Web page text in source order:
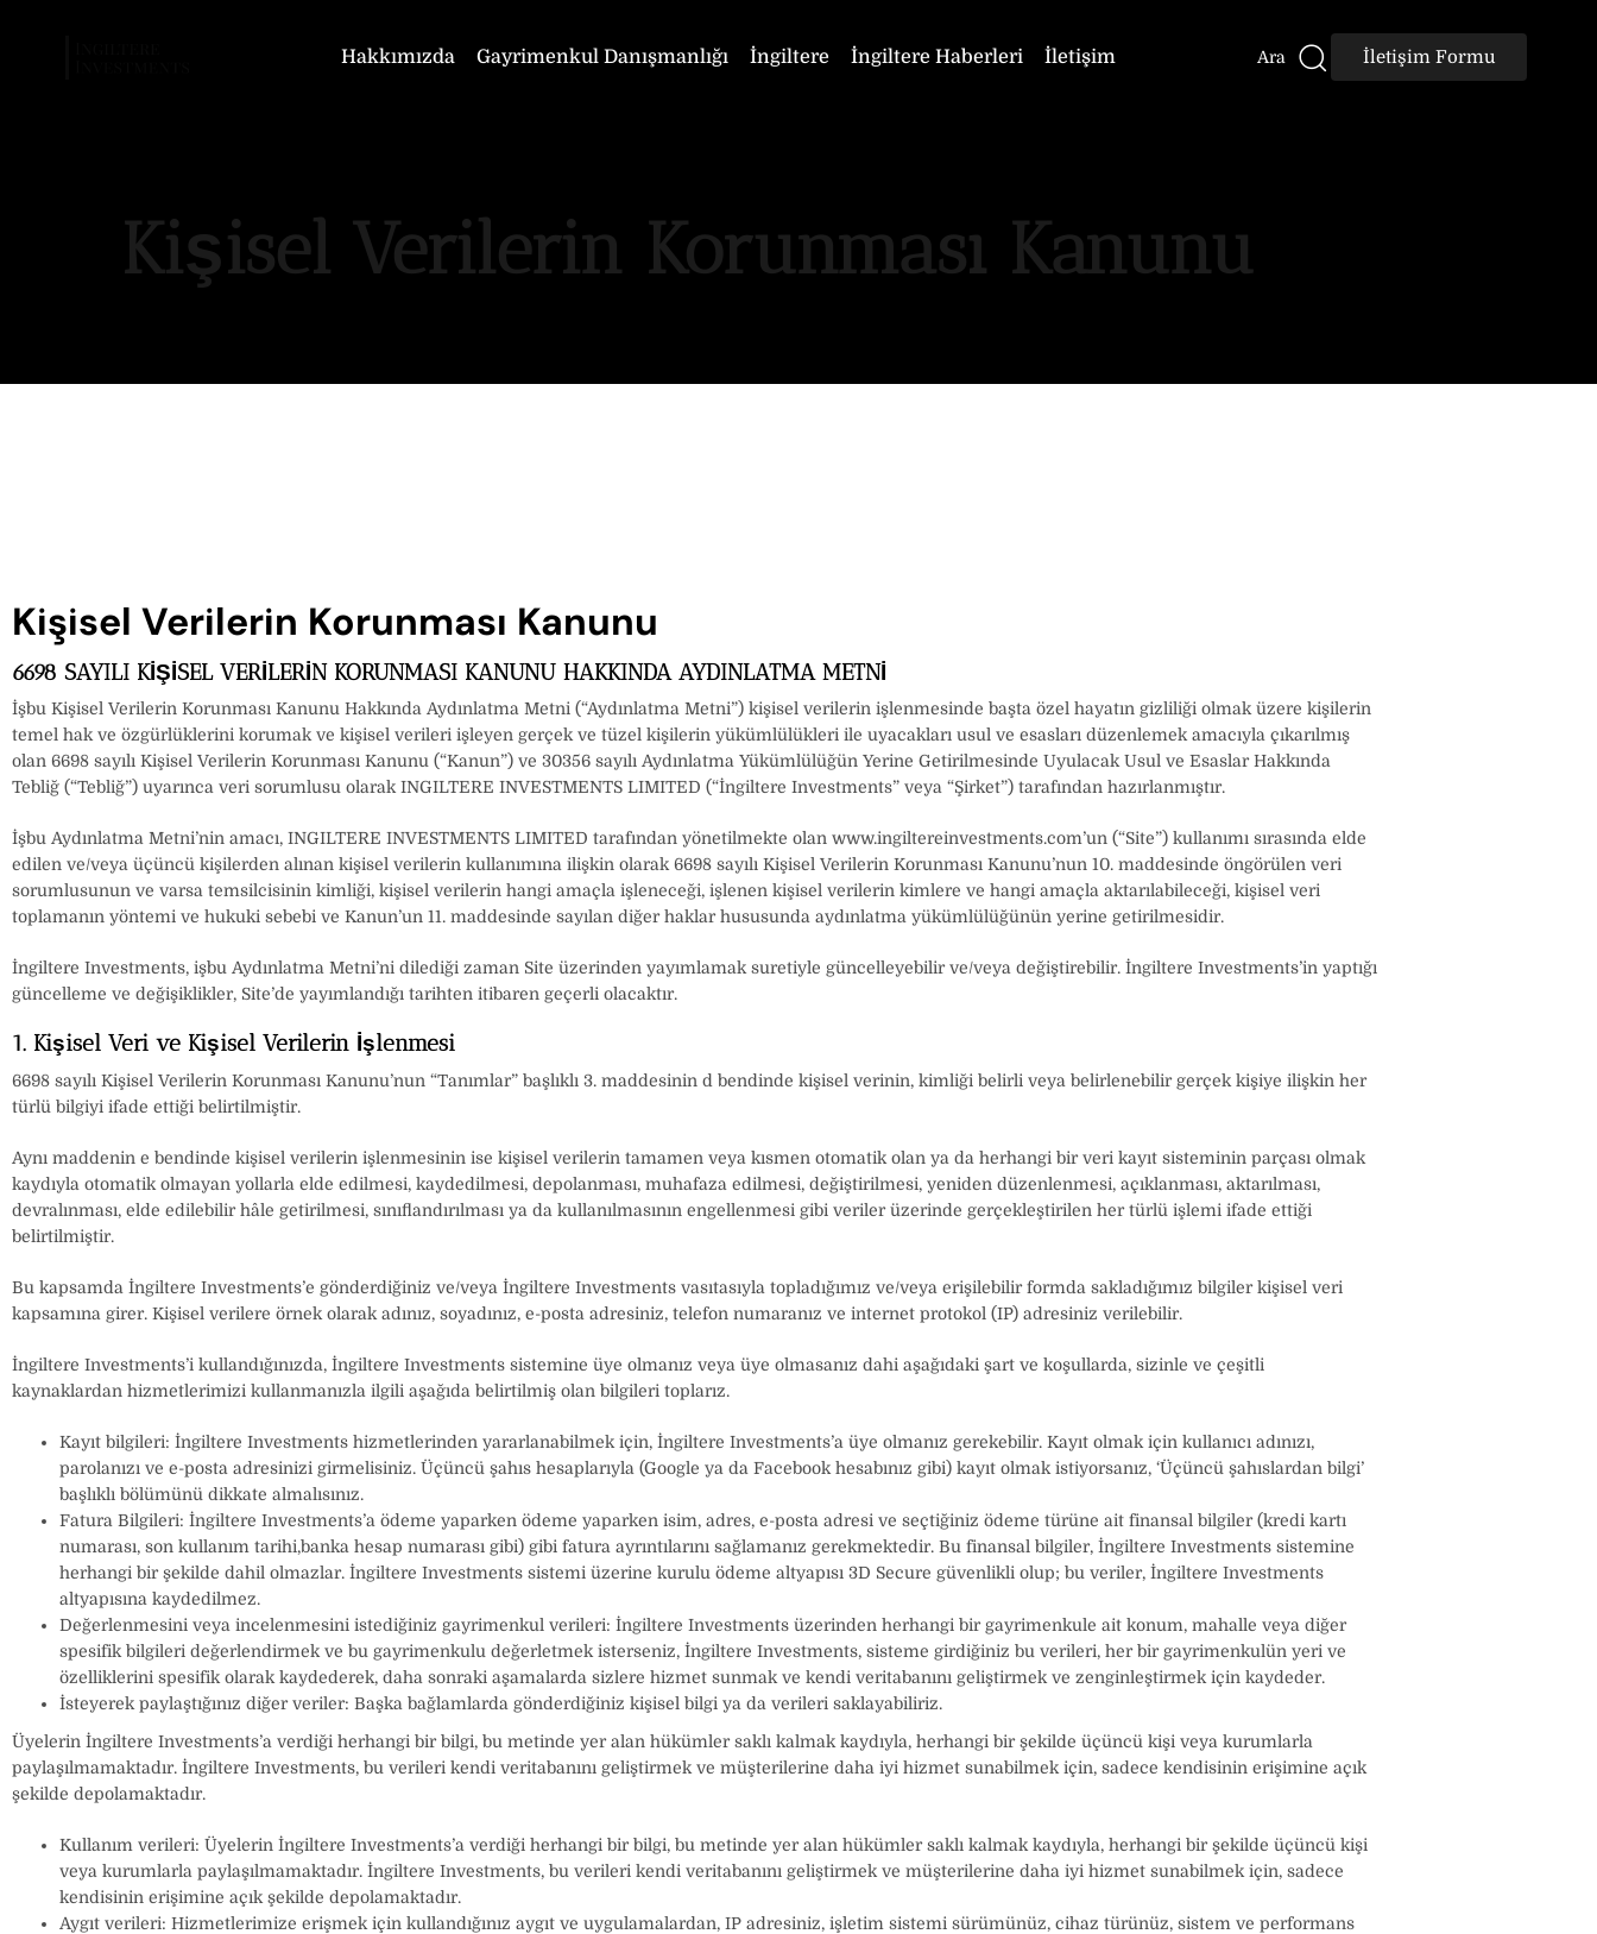
Hakkımızda Gayrimenkul Danışmanlığı İngiltere İngiltere Haberleri İletişim Ara İletişim Formu
Kişisel Verilerin Korunması Kanunu
Kişisel Verilerin Korunması Kanunu
6698 SAYILI KİŞİSEL VERİLERİN KORUNMASI KANUNU HAKKINDA AYDINLATMA METNİ
İşbu Kişisel Verilerin Korunması Kanunu Hakkında Aydınlatma Metni (“Aydınlatma Metni”) kişisel verilerin işlenmesinde başta özel hayatın gizliliği olmak üzere kişilerin
temel hak ve özgürlüklerini korumak ve kişisel verileri işleyen gerçek ve tüzel kişilerin yükümlülükleri ile uyacakları usul ve esasları düzenlemek amacıyla çıkarılmış
olan 6698 sayılı Kişisel Verilerin Korunması Kanunu (“Kanun”) ve 30356 sayılı Aydınlatma Yükümlülüğün Yerine Getirilmesinde Uyulacak Usul ve Esaslar Hakkında
Tebliğ (“Tebliğ”) uyarınca veri sorumlusu olarak INGILTERE INVESTMENTS LIMITED (“İngiltere Investments” veya “Şirket”) tarafından hazırlanmıştır.
İşbu Aydınlatma Metni’nin amacı, INGILTERE INVESTMENTS LIMITED tarafından yönetilmekte olan www.ingiltereinvestments.com’un (“Site”) kullanımı sırasında elde
edilen ve/veya üçüncü kişilerden alınan kişisel verilerin kullanımına ilişkin olarak 6698 sayılı Kişisel Verilerin Korunması Kanunu’nun 10. maddesinde öngörülen veri
sorumlusunun ve varsa temsilcisinin kimliği, kişisel verilerin hangi amaçla işleneceği, işlenen kişisel verilerin kimlere ve hangi amaçla aktarılabileceği, kişisel veri
toplamanın yöntemi ve hukuki sebebi ve Kanun’un 11. maddesinde sayılan diğer haklar hususunda aydınlatma yükümlülüğünün yerine getirilmesidir.
İngiltere Investments, işbu Aydınlatma Metni’ni dilediği zaman Site üzerinden yayımlamak suretiyle güncelleyebilir ve/veya değiştirebilir. İngiltere Investments’in yaptığı
güncelleme ve değişiklikler, Site’de yayımlandığı tarihten itibaren geçerli olacaktır.
1. Kişisel Veri ve Kişisel Verilerin İşlenmesi
6698 sayılı Kişisel Verilerin Korunması Kanunu’nun “Tanımlar” başlıklı 3. maddesinin d bendinde kişisel verinin, kimliği belirli veya belirlenebilir gerçek kişiye ilişkin her
türlü bilgiyi ifade ettiği belirtilmiştir.
Aynı maddenin e bendinde kişisel verilerin işlenmesinin ise kişisel verilerin tamamen veya kısmen otomatik olan ya da herhangi bir veri kayıt sisteminin parçası olmak
kaydıyla otomatik olmayan yollarla elde edilmesi, kaydedilmesi, depolanması, muhafaza edilmesi, değiştirilmesi, yeniden düzenlenmesi, açıklanması, aktarılması,
devralınması, elde edilebilir hâle getirilmesi, sınıflandırılması ya da kullanılmasının engellenmesi gibi veriler üzerinde gerçekleştirilen her türlü işlemi ifade ettiği
belirtilmiştir.
Bu kapsamda İngiltere Investments’e gönderdiğiniz ve/veya İngiltere Investments vasıtasıyla topladığımız ve/veya erişilebilir formda sakladığımız bilgiler kişisel veri
kapsamına girer. Kişisel verilere örnek olarak adınız, soyadınız, e-posta adresiniz, telefon numaranız ve internet protokol (IP) adresiniz verilebilir.
İngiltere Investments’i kullandığınızda, İngiltere Investments sistemine üye olmanız veya üye olmasanız dahi aşağıdaki şart ve koşullarda, sizinle ve çeşitli
kaynaklardan hizmetlerimizi kullanmanızla ilgili aşağıda belirtilmiş olan bilgileri toplarız.
Kayıt bilgileri: İngiltere Investments hizmetlerinden yararlanabilmek için, İngiltere Investments’a üye olmanız gerekebilir. Kayıt olmak için kullanıcı adınızı,
parolanızı ve e-posta adresinizi girmelisiniz. Üçüncü şahıs hesaplarıyla (Google ya da Facebook hesabınız gibi) kayıt olmak istiyorsanız, ‘Üçüncü şahıslardan bilgi’
başlıklı bölümünü dikkate almalısınız.
Fatura Bilgileri: İngiltere Investments’a ödeme yaparken ödeme yaparken isim, adres, e-posta adresi ve seçtiğiniz ödeme türüne ait finansal bilgiler (kredi kartı
numarası, son kullanım tarihi,banka hesap numarası gibi) gibi fatura ayrıntılarını sağlamanız gerekmektedir. Bu finansal bilgiler, İngiltere Investments sistemine
herhangi bir şekilde dahil olmazlar. İngiltere Investments sistemi üzerine kurulu ödeme altyapısı 3D Secure güvenlikli olup; bu veriler, İngiltere Investments
altyapısına kaydedilmez.
Değerlenmesini veya incelenmesini istediğiniz gayrimenkul verileri: İngiltere Investments üzerinden herhangi bir gayrimenkule ait konum, mahalle veya diğer
spesifik bilgileri değerlendirmek ve bu gayrimenkulu değerletmek isterseniz, İngiltere Investments, sisteme girdiğiniz bu verileri, her bir gayrimenkulün yeri ve
özelliklerini spesifik olarak kaydederek, daha sonraki aşamalarda sizlere hizmet sunmak ve kendi veritabanını geliştirmek ve zenginleştirmek için kaydeder.
İsteyerek paylaştığınız diğer veriler: Başka bağlamlarda gönderdiğiniz kişisel bilgi ya da verileri saklayabiliriz.
Üyelerin İngiltere Investments’a verdiği herhangi bir bilgi, bu metinde yer alan hükümler saklı kalmak kaydıyla, herhangi bir şekilde üçüncü kişi veya kurumlarla
paylaşılmamaktadır. İngiltere Investments, bu verileri kendi veritabanını geliştirmek ve müşterilerine daha iyi hizmet sunabilmek için, sadece kendisinin erişimine açık
şekilde depolamaktadır.
Kullanım verileri: Üyelerin İngiltere Investments’a verdiği herhangi bir bilgi, bu metinde yer alan hükümler saklı kalmak kaydıyla, herhangi bir şekilde üçüncü kişi
veya kurumlarla paylaşılmamaktadır. İngiltere Investments, bu verileri kendi veritabanını geliştirmek ve müşterilerine daha iyi hizmet sunabilmek için, sadece
kendisinin erişimine açık şekilde depolamaktadır.
Aygıt verileri: Hizmetlerimize erişmek için kullandığınız aygıt ve uygulamalardan, IP adresiniz, işletim sistemi sürümünüz, cihaz türünüz, sistem ve performans